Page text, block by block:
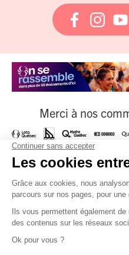
Merci à nos
À nos
Et à tous